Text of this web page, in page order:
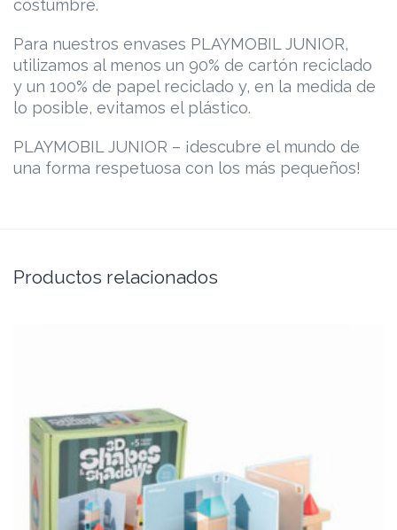
costumbre.
Para nuestros envases PLAYMOBIL JUNIOR,
utilizamos al menos un 90% de cartón reciclado
y un 100% de papel reciclado y, en la medida de
lo posible, evitamos el plástico.
PLAYMOBIL JUNIOR – ¡descubre el mundo de
una forma respetuosa con los más pequeños!
Productos relacionados